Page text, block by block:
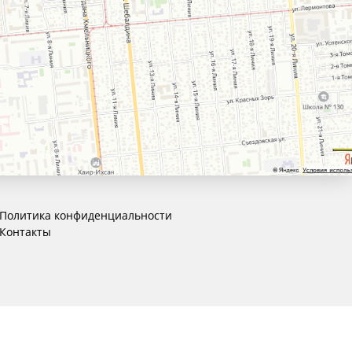
Политика конфиденциальности
Контакты